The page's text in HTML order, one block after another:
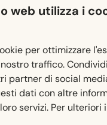
di
le
web utilizza i
per ottimizzare
traffico.
partner di social
dati con altre
servizi. Per